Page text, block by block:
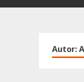
Autor: